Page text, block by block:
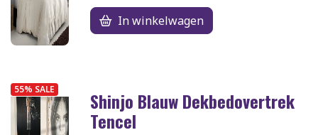
In winkelwagen
55% SALE Shinjo Blauw Dekbedovertrek
Tencel